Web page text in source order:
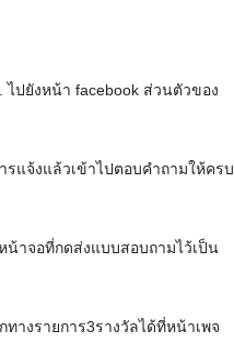
ไปยังหน้า facebook ส่วนตัวของ
แจ้งแล้วเข้าไปตอบคำถามให้ครบ
น้าจอที่กดส่งแบบสอบถามไว้เป็น
างรายการ3รางวัลได้ที่หน้าเพจ